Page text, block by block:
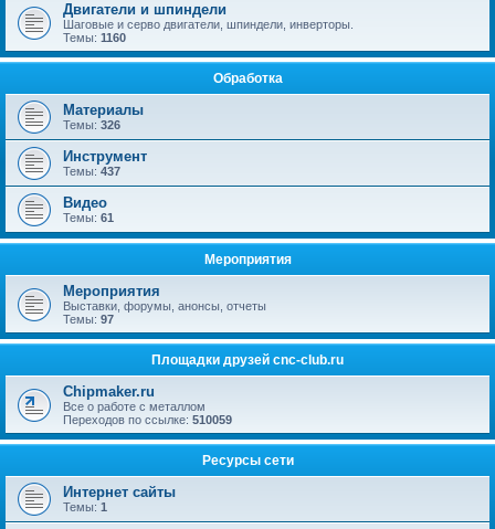
Двигатели и шпиндели
Шаговые и серво двигатели, шпиндели, инверторы.
Темы: 1160
Обработка
Материалы
Темы: 326
Инструмент
Темы: 437
Видео
Темы: 61
Мероприятия
Мероприятия
Выставки, форумы, анонсы, отчеты
Темы: 97
Площадки друзей cnc-club.ru
Chipmaker.ru
Все о работе с металлом
Переходов по ссылке: 510059
Ресурсы сети
Интернет сайты
Темы: 1